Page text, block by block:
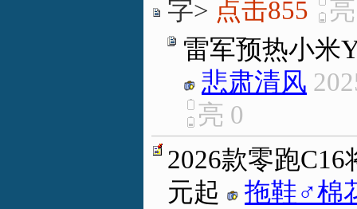
字> 点击855
雷军预热小米
悲肃清风
亮 0
2026款零跑
元起
拖鞋♂棉